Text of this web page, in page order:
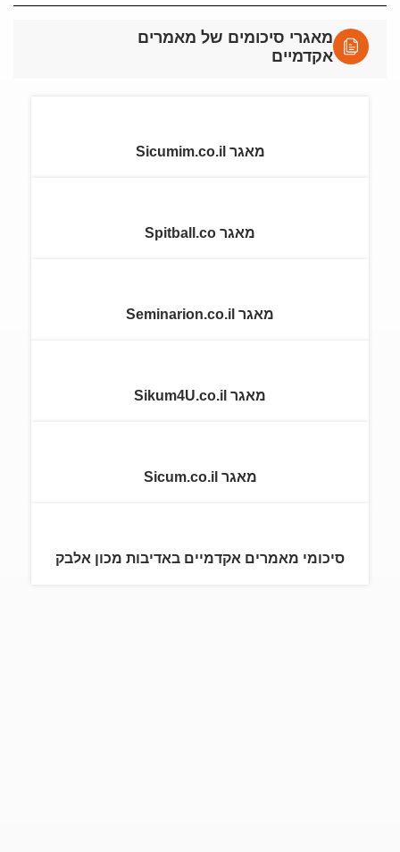
מאגרי סיכומים של מאמרים
אקדמיים
מאגר Sicumim.co.il
מאגר Spitball.co
מאגר Seminarion.co.il
מאגר Sikum4U.co.il
מאגר Sicum.co.il
סיכומי מאמרים אקדמיים באדיבות מכון אלבק